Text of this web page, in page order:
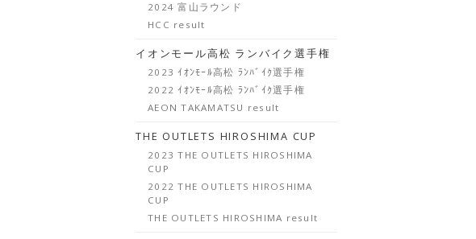
2024 富山ラウンド
HCC result
イオンモール高松 ランバイク選手権
2023 ｲｵﾝﾓｰﾙ高松 ﾗﾝﾊﾞｲｸ選手権
2022 ｲｵﾝﾓｰﾙ高松 ﾗﾝﾊﾞｲｸ選手権
AEON TAKAMATSU result
THE OUTLETS HIROSHIMA CUP
2023 THE OUTLETS HIROSHIMA
CUP
2022 THE OUTLETS HIROSHIMA
CUP
THE OUTLETS HIROSHIMA result